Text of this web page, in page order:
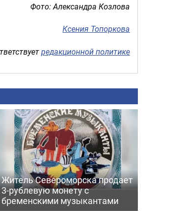
Фото: Александра Козлова
Ксения Топоркова
редакционной политике
Житель Североморска продает
3-рублевую монету с
бременскими музыкантами